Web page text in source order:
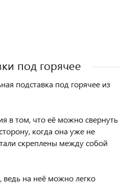
под горячее
подставка под горячее из
в том, что её можно свернуть
когда она уже не
скреплены между собой
на неё можно легко